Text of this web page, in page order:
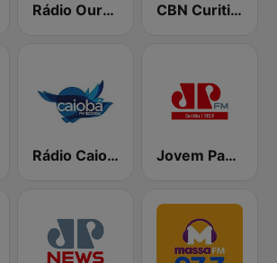
Rádio Ouro Verde FM Easy 105.5 CBN Curitiba
Rádio Caiobá FM 102.3 Jovem Pan FM Curitiba